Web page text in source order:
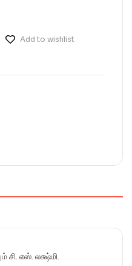
Add to wishlist
சி. எஸ். லக்ஷ்மி.